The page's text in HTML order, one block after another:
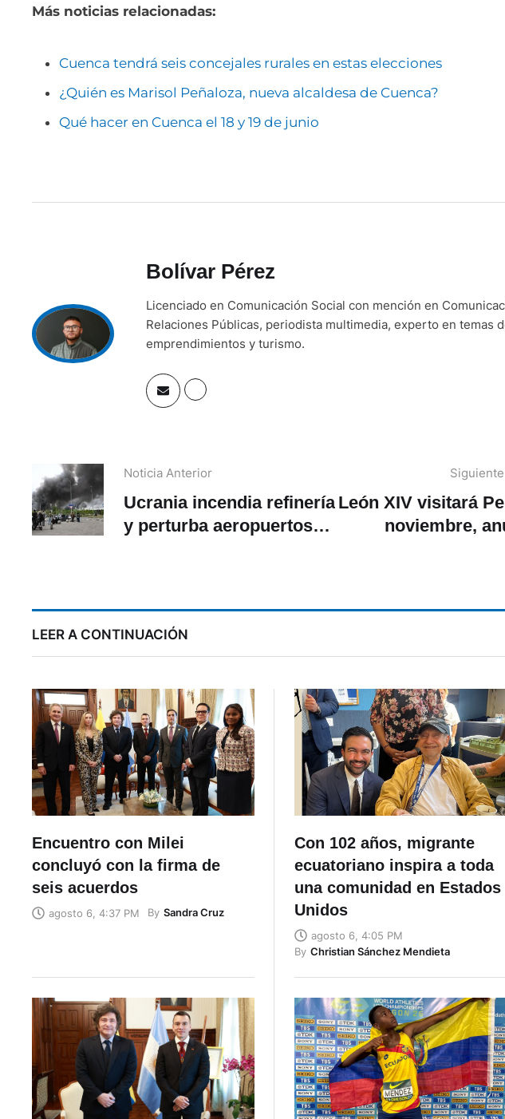
Más noticias relacionadas:
Cuenca tendrá seis concejales rurales en estas elecciones
¿Quién es Marisol Peñaloza, nueva alcaldesa de Cuenca?
Qué hacer en Cuenca el 18 y 19 de junio
Bolívar Pérez
Licenciado en Comunicación Social con mención en
Relaciones Públicas, periodista multimedia, experto en temas
emprendimientos y turismo.
Noticia Anterior
Ucrania incendia refinería
y perturba aeropuertos
León XIV visitará
noviembre,
LEER A CONTINUACIÓN
Encuentro con Milei
concluyó con la firma de
seis acuerdos
agosto 6, 4:37 PM By Sandra Cruz
Con 102 años, migrante
ecuatoriano inspira a toda
una comunidad en Estados
Unidos
agosto 6, 4:05 PM
By Christian Sánchez Mendieta